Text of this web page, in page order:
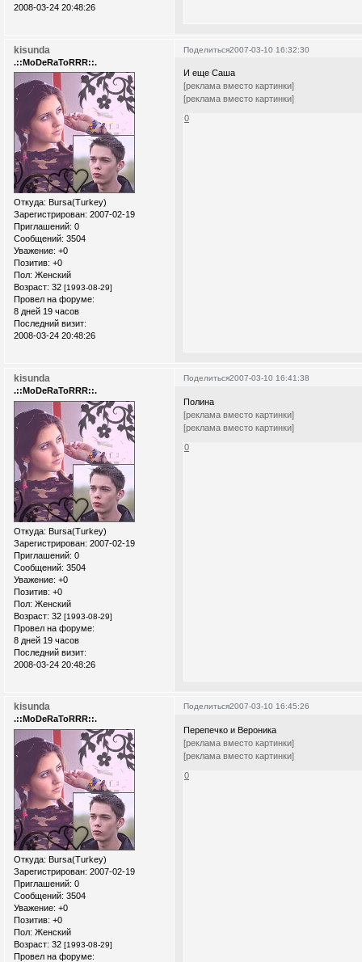
2008-03-24 20:48:26
Поделиться2007-03-10 16:32:30
kisunda
.::MoDeRaToRRR::.
Откуда: Bursa(Turkey)
Зарегистрирован: 2007-02-19
Приглашений: 0
Сообщений: 3504
Уважение: +0
Позитив: +0
Пол: Женский
Возраст: 32 [1993-08-29]
Провел на форуме:
8 дней 19 часов
Последний визит:
2008-03-24 20:48:26
И еще Саша
[реклама вместо картинки]
[реклама вместо картинки]
0
Поделиться2007-03-10 16:41:38
kisunda
.::MoDeRaToRRR::.
Откуда: Bursa(Turkey)
Зарегистрирован: 2007-02-19
Приглашений: 0
Сообщений: 3504
Уважение: +0
Позитив: +0
Пол: Женский
Возраст: 32 [1993-08-29]
Провел на форуме:
8 дней 19 часов
Последний визит:
2008-03-24 20:48:26
Полина
[реклама вместо картинки]
[реклама вместо картинки]
0
Поделиться2007-03-10 16:45:26
kisunda
.::MoDeRaToRRR::.
Откуда: Bursa(Turkey)
Зарегистрирован: 2007-02-19
Приглашений: 0
Сообщений: 3504
Уважение: +0
Позитив: +0
Пол: Женский
Возраст: 32 [1993-08-29]
Провел на форуме:
Перепечко и Вероника
[реклама вместо картинки]
[реклама вместо картинки]
0